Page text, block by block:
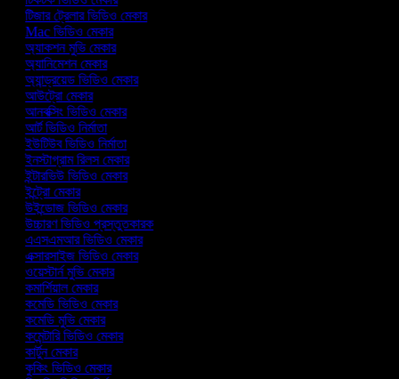
টিজার ট্রেলার ভিডিও মেকার
Mac ভিডিও মেকার
অ্যাকশন মুভি মেকার
অ্যানিমেশন মেকার
অ্যান্ড্রয়েড ভিডিও মেকার
আউট্রো মেকার
আনবক্সিং ভিডিও মেকার
আর্ট ভিডিও নির্মাতা
ইউটিউব ভিডিও নির্মাতা
ইনস্টাগ্রাম রিলস মেকার
ইন্টারভিউ ভিডিও মেকার
ইন্ট্রো মেকার
উইন্ডোজ ভিডিও মেকার
উচ্চারণ ভিডিও প্রস্তুতকারক
এএসএমআর ভিডিও মেকার
এক্সারসাইজ ভিডিও মেকার
ওয়েস্টার্ন মুভি মেকার
কমার্শিয়াল মেকার
কমেডি ভিডিও মেকার
কমেডি মুভি মেকার
কমেন্টারি ভিডিও মেকার
কার্টুন মেকার
কুকিং ভিডিও মেকার